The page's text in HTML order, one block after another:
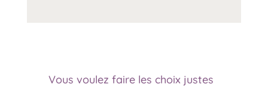
Vous voulez faire les choix justes